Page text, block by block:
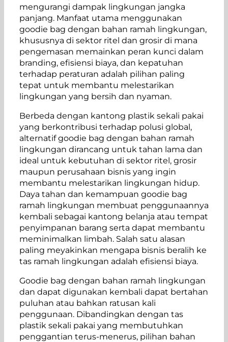
mengurangi dampak lingkungan jangka
panjang. Manfaat utama menggunakan
goodie bag dengan bahan ramah lingkungan,
khususnya di sektor ritel dan grosir di mana
pengemasan memainkan peran kunci dalam
branding, efisiensi biaya, dan kepatuhan
terhadap peraturan adalah pilihan paling
tepat untuk membantu melestarikan
lingkungan yang bersih dan nyaman.
Berbeda dengan kantong plastik sekali pakai
yang berkontribusi terhadap polusi global,
alternatif goodie bag dengan bahan ramah
lingkungan dirancang untuk tahan lama dan
ideal untuk kebutuhan di sektor ritel, grosir
maupun perusahaan bisnis yang ingin
membantu melestarikan lingkungan hidup.
Daya tahan dan kemampuan goodie bag
ramah lingkungan membuat penggunaannya
kembali sebagai kantong belanja atau tempat
penyimpanan barang serta dapat membantu
meminimalkan limbah. Salah satu alasan
paling meyakinkan mengapa bisnis beralih ke
tas ramah lingkungan adalah efisiensi biaya.
Goodie bag dengan bahan ramah lingkungan
dan dapat digunakan kembali dapat bertahan
puluhan atau bahkan ratusan kali
penggunaan. Dibandingkan dengan tas
plastik sekali pakai yang membutuhkan
penggantian terus-menerus, pilihan bahan